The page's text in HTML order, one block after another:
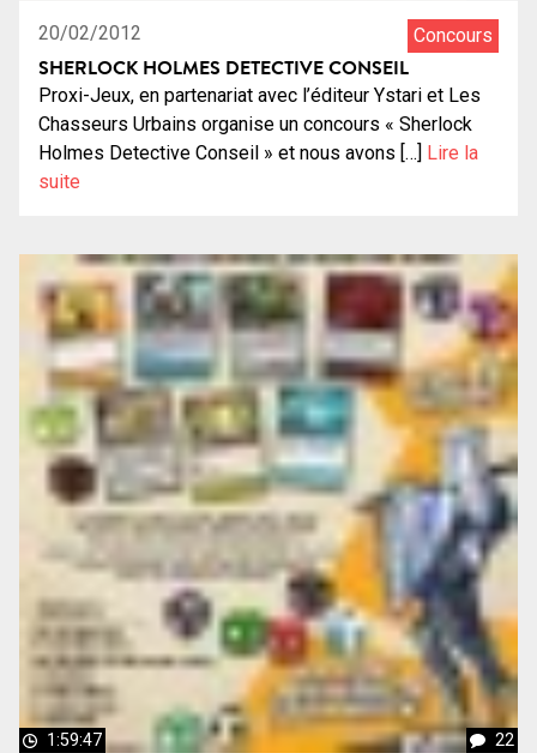
20/02/2012 Concours
SHERLOCK HOLMES DETECTIVE CONSEIL
Proxi-Jeux, en partenariat avec l’éditeur Ystari et Les
Chasseurs Urbains organise un concours « Sherlock
Holmes Detective Conseil » et nous avons […] Lire la
suite
1:59:47 22